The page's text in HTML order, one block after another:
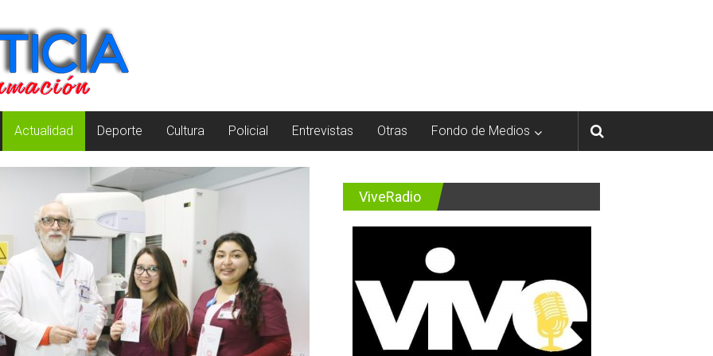
Actualidad Deporte Cultura Policial Entrevistas Otras Fondo de Medios
ViveRadio